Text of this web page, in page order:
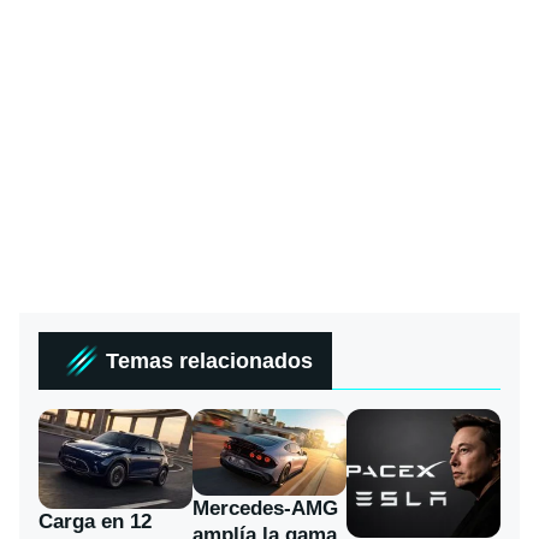
Temas relacionados
Carga en 12
Mercedes-AMG